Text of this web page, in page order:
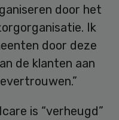
door het
Ik
door deze
de klanten aan
is “verheugd”